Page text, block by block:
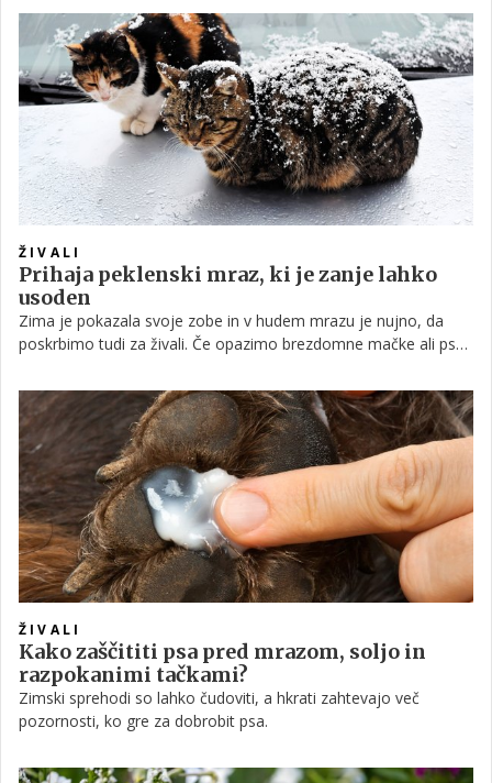
večje količine mokrih oblačil razobesili. Ta težava postane še
toliko večja v hladnejšem delu leta, ko primanjkuje sončnih dni,
dodatna vlaga pa situacijo še oteži. Za vas imamo nekaj
nasvetov, kako lahko svoja oblačila v hladnih mesecih
učinkovito posušite v zaprtih prostorih.
ŽIVALI
Prihaja peklenski mraz, ki je zanje lahko
usoden
Zima je pokazala svoje zobe in v hudem mrazu je nujno, da
poskrbimo tudi za živali. Če opazimo brezdomne mačke ali pse,
vendar je pozimi njihova odzivnost pogosto omejena, zato
lahko živalim v tako hudem mrazu pomagate tudi sami s
pripravo začasnih izoliranih zavetišč.
ŽIVALI
Kako zaščititi psa pred mrazom, soljo in
razpokanimi tačkami?
Zimski sprehodi so lahko čudoviti, a hkrati zahtevajo več
pozornosti, ko gre za dobrobit psa.